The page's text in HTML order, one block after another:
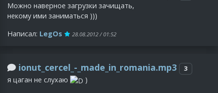
Можно наверное загрузки зачищать,
некому ими заниматься )))
Написал: LegOs 28.08.2012 / 01:52
ionut_cercel_-_made_in_romania.mp3 3
я цаган не слухаю )